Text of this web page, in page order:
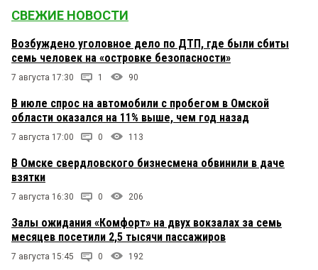
СВЕЖИЕ НОВОСТИ
Возбуждено уголовное дело по ДТП, где были сбиты
семь человек на «островке безопасности»
7 августа 17:30 1 90
В июле спрос на автомобили с пробегом в Омской
области оказался на 11% выше, чем год назад
7 августа 17:00 0 113
В Омске свердловского бизнесмена обвинили в даче
взятки
7 августа 16:30 0 206
Залы ожидания «Комфорт» на двух вокзалах за семь
месяцев посетили 2,5 тысячи пассажиров
7 августа 15:45 0 192